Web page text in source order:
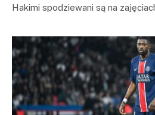
Hakimi spodziewani są na